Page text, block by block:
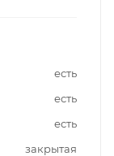
есть
есть
есть
закрытая